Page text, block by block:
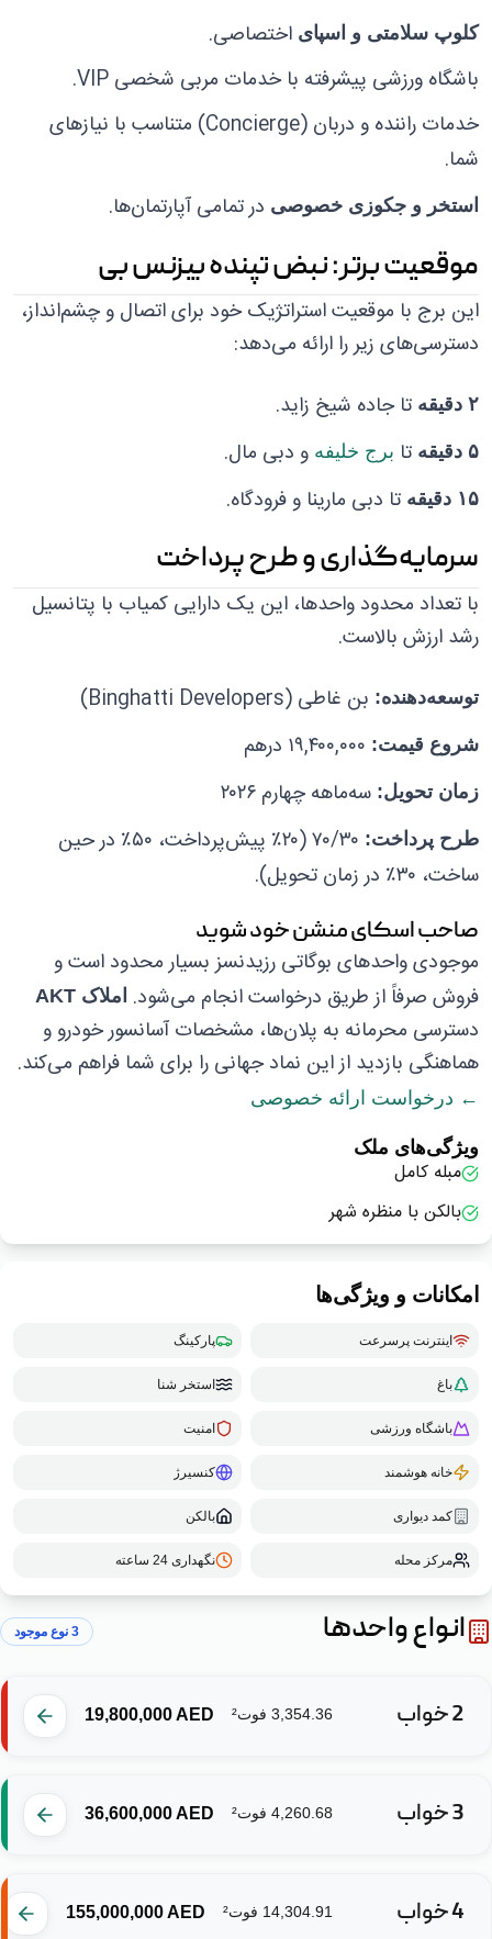
کلوپ سلامتی و اسپای اختصاصی.
باشگاه ورزشی پیشرفته با خدمات مربی شخصی VIP.
خدمات راننده و دربان (Concierge) متناسب با نیازهای
شما.
استخر و جکوزی خصوصی در تمامی آپارتمان‌ها.
موقعیت برتر: نبض تپنده بیزنس بی
این برج با موقعیت استراتژیک خود برای اتصال و چشم‌انداز،
دسترسی‌های زیر را ارائه می‌دهد:
۲ دقیقه تا جاده شیخ زاید.
۵ دقیقه تا برج خلیفه و دبی مال.
۱۵ دقیقه تا دبی مارینا و فرودگاه.
سرمایه‌گذاری و طرح پرداخت
با تعداد محدود واحدها، این یک دارایی کمیاب با پتانسیل
رشد ارزش بالاست.
توسعه‌دهنده: بن غاطی (Binghatti Developers)
شروع قیمت:
زمان تحویل: سه‌ماهه چهارم ۲۰۲۶
طرح پرداخت:
۷۰/۳۰ (۲۰٪ پیش‌پرداخت، ۵۰٪ در حین
ساخت، ۳۰٪ در زمان تحویل).
صاحب اسکای منشن خود شوید
موجودی واحدهای بوگاتی رزیدنسز بسیار محدود است و
فروش صرفاً از طریق درخواست انجام می‌شود. املاک AKT
دسترسی محرمانه به پلان‌ها، مشخصات آسانسور خودرو و
هماهنگی بازدید از این نماد جهانی را برای شما فراهم می‌کند.
← درخواست ارائه خصوصی
ویژگی‌های ملک
مبله کامل
بالکن با منظره شهر
امکانات و ویژگی‌ها
اینترنت پرسرعت پارکینگ
باغ استخر شنا
باشگاه ورزشی امنیت
خانه هوشمند کنسیرژ
کمد دیواری بالکن
مرکز محله نگهداری 24 ساعته
انواع واحدها 3 نوع موجود
2 خواب ‎3,354.36‎ فوت² ‎19,800,000‎AED
3 خواب ‎4,260.68‎ فوت² ‎36,600,000‎AED
4 خواب ‎14,304.91‎ فوت² ‎155,000,000‎AED